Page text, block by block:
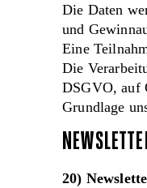
Die Daten
und
Eine
Die
DSGVO, auf
Grundlage
20)